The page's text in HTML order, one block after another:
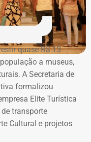
em março deste
é o gabinete do
no podcast
pretexto
ligadas a
a R$ 228,6 mil,
informações
IPs,
contas vinculadas,
e dados de
seria obrigada a
se os perfis
endereços de IP,
meios de
quase R$ 13
a museus,
A Secretaria de
formalizou
Elite Turística
transporte
Cultural e projetos